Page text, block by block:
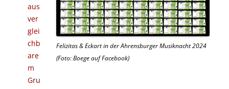
Felizitas & Eckart in der Ahrensburger Musiknacht 2024
(Foto: Boege auf Facebook)
aus
ver
glei
chb
are
m
Gru